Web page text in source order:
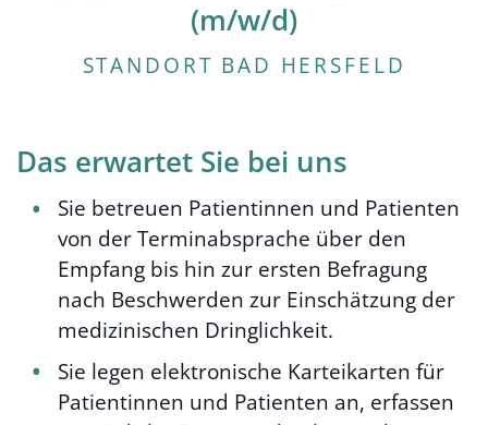
(m/w/d)
STANDORT BAD HERSFELD
Das erwartet Sie bei uns
Sie betreuen Patientinnen und Patienten
von der Terminabsprache über den
Empfang bis hin zur ersten Befragung
nach Beschwerden zur Einschätzung der
medizinischen Dringlichkeit.
Sie legen elektronische Karteikarten für
Patientinnen und Patienten an, erfassen